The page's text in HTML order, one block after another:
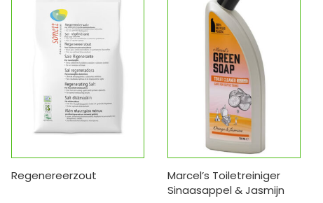
Regenereerzout
Marcel’s Toiletreiniger
Sinaasappel & Jasmijn